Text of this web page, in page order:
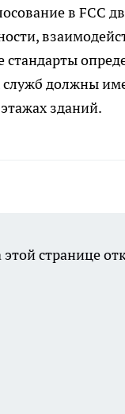
в FCC
должны
зданий.
странице